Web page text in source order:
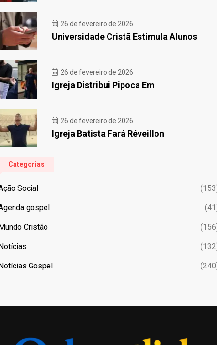
26 de fevereiro de 2026
Universidade Cristã Estimula Alunos
26 de fevereiro de 2026
Igreja Distribui Pipoca Em
26 de fevereiro de 2026
Igreja Batista Fará Réveillon
Categorias
Social
gospel
Cristão
Gospel